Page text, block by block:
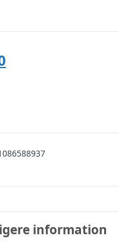
kr. 471,00.
information